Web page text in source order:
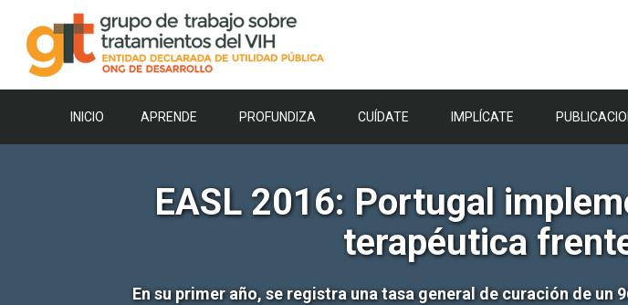
contenido
INICIO APRENDE PROFUNDIZA CUÍDATE IMPLÍCATE
EASL 2016: Portugal
terapéutica
En su primer año, se registra una tasa general de curación de un